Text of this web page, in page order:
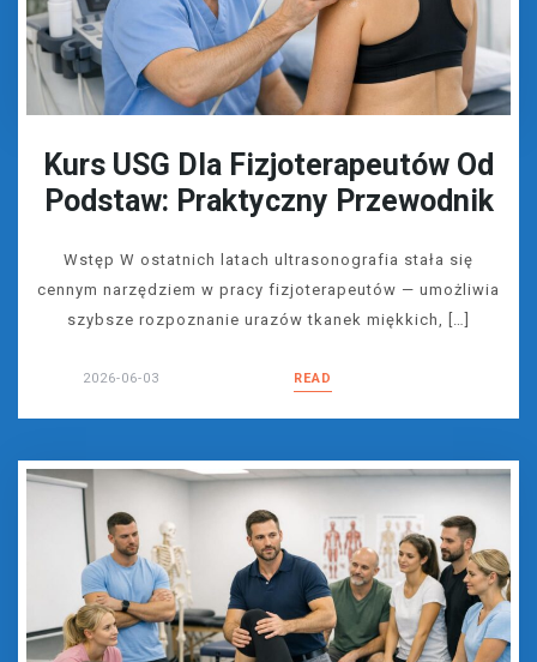
Kurs USG Dla Fizjoterapeutów Od
Podstaw: Praktyczny Przewodnik
Wstęp W ostatnich latach ultrasonografia stała się
cennym narzędziem w pracy fizjoterapeutów — umożliwia
szybsze rozpoznanie urazów tkanek miękkich, […]
2026-06-03 READ